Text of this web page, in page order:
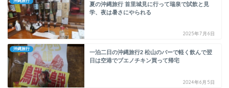
夏の沖縄旅行 首里城見に行って瑞泉で試飲と見
学、夜は暑さにやられる
2025年7月6日
沖縄旅行
一泊二日の沖縄旅行2 松山のバーで軽く飲んで翌
日は空港でブエノチキン買って帰宅
2024年6月5日